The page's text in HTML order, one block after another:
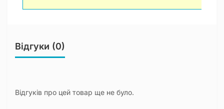
Відгуки (0)
Відгуків про цей товар ще не було.